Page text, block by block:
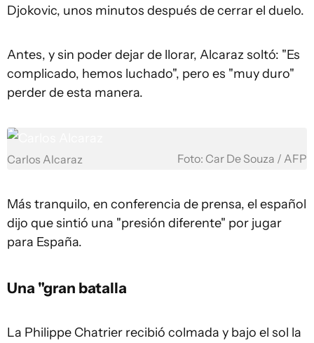
Djokovic, unos minutos después de cerrar el duelo.
Antes, y sin poder dejar de llorar, Alcaraz soltó: "Es
complicado, hemos luchado", pero es "muy duro"
perder de esta manera.
Carlos Alcaraz Foto: Car De Souza / AFP
Más tranquilo, en conferencia de prensa, el español
dijo que sintió una "presión diferente" por jugar
para España.
Una "gran batalla
La Philippe Chatrier recibió colmada y bajo el sol la